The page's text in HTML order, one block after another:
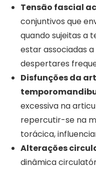
Tensão fascial
conjuntivos que
quando sujeitas a
estar associadas
despertares
Disfunções da
excessiva na
repercutir-se na
torácica,
Alterações
dinâmica